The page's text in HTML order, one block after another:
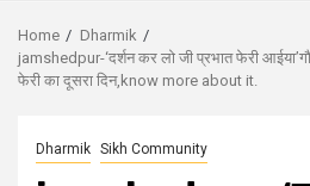
Home
Dharmik
jamshedpur-‘दर्शन कर लो जी प्रभात फेरी
फेरी का दूसरा दिन,know more about it.
Dharmik Sikh Community